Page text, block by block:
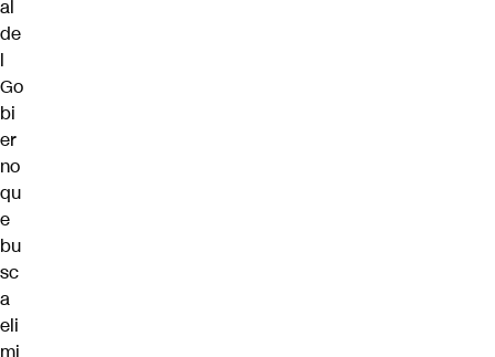
al
de
l
Go
bi
er
no
qu
e
bu
sc
a
eli
mi